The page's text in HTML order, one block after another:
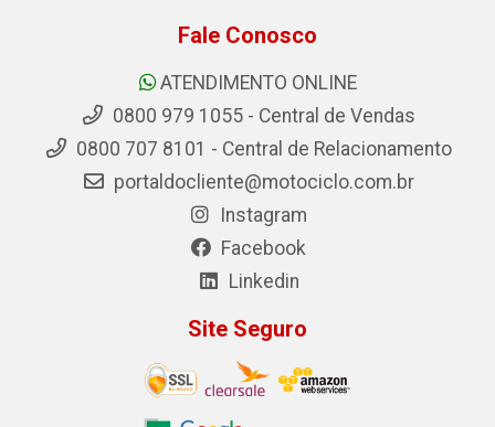
Fale Conosco
ATENDIMENTO ONLINE
0800 979 1055 - Central de Vendas
0800 707 8101 - Central de Relacionamento
portaldocliente@motociclo.com.br
Instagram
Facebook
Linkedin
Site Seguro